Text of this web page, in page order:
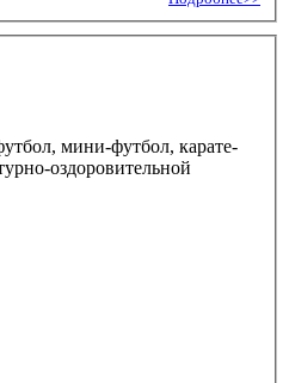
мини-футбол, карате-
оздоровительной